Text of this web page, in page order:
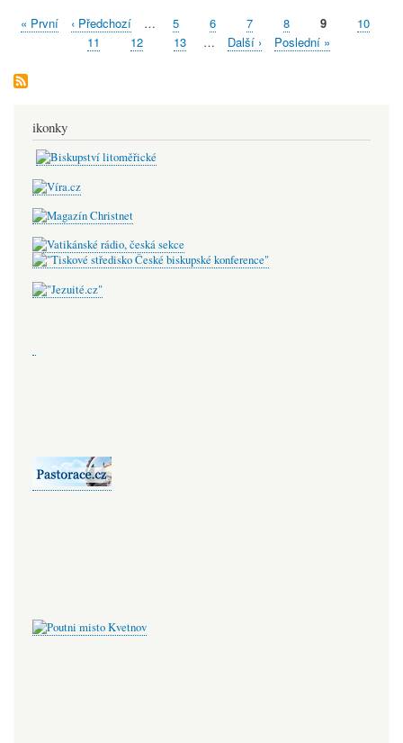
Pagination
First
« První
Předchozí
stránka
‹ Předchozí … Stránka
5 Stránka
6 Stránka
7 Stránka
8
Aktuální
stránka
9 Stránka
10
Stránka
11 Stránka
12 Stránka
13 …
Následující
Další ›
Poslední
Poslední »
ikonky